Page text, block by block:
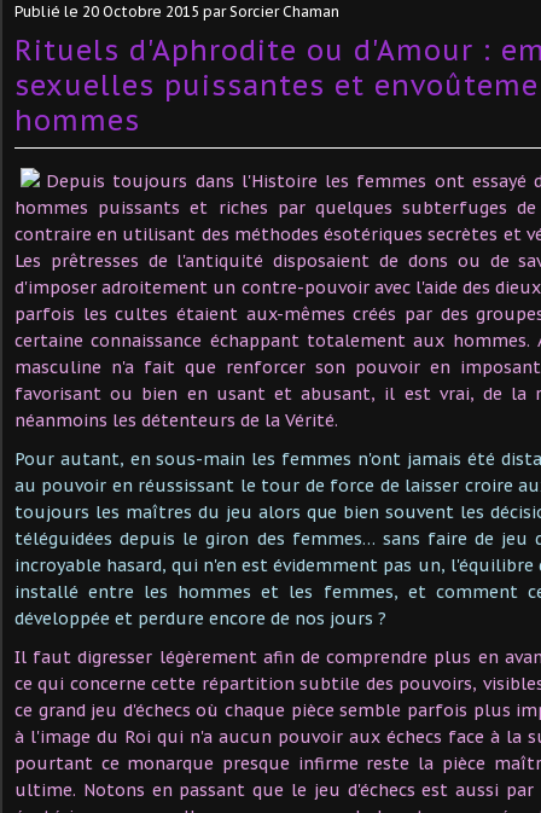
Publié le 20 Octobre 2015 par Sorcier Chaman
Rituels d'Aphrodite ou d'Amour :
sexuelles puissantes et
hommes
Depuis toujours dans l'Histoire les femmes ont essayé
hommes puissants et riches par quelques subterfuges
contraire en utilisant des méthodes ésotériques secrètes et
Les prêtresses de l'antiquité disposaient de dons ou de
d'imposer adroitement un contre-pouvoir avec l'aide des
parfois les cultes étaient aux-mêmes créés par des
certaine connaissance échappant totalement aux
masculine n'a fait que renforcer son pouvoir en
favorisant ou bien en usant et abusant, il est vrai, de la
néanmoins les détenteurs de la Vérité.
Pour autant, en sous-main les femmes n'ont jamais été
au pouvoir en réussissant le tour de force de laisser croire
toujours les maîtres du jeu alors que bien souvent les
téléguidées depuis le giron des femmes… sans faire de jeu
incroyable hasard, qui n'en est évidemment pas un,
installé entre les hommes et les femmes, et comment
développée et perdure encore de nos jours ?
Il faut digresser légèrement afin de comprendre plus en
ce qui concerne cette répartition subtile des pouvoirs,
ce grand jeu d'échecs où chaque pièce semble parfois plus
à l'image du Roi qui n'a aucun pouvoir aux échecs face à la
pourtant ce monarque presque infirme reste la pièce
ultime. Notons en passant que le jeu d'échecs est aussi